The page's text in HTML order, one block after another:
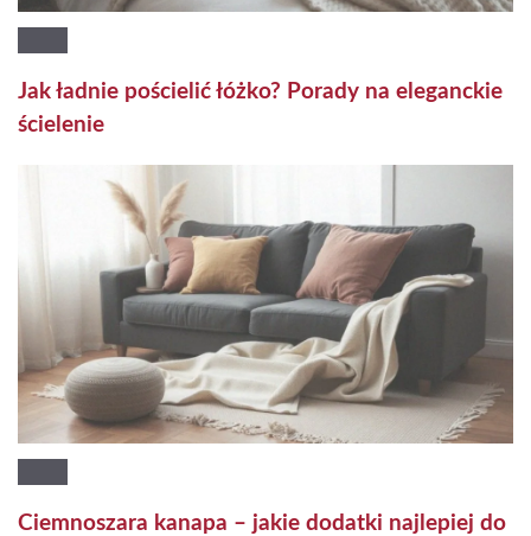
Jak ładnie pościelić łóżko? Porady na eleganckie
ścielenie
Ciemnoszara kanapa – jakie dodatki najlepiej do